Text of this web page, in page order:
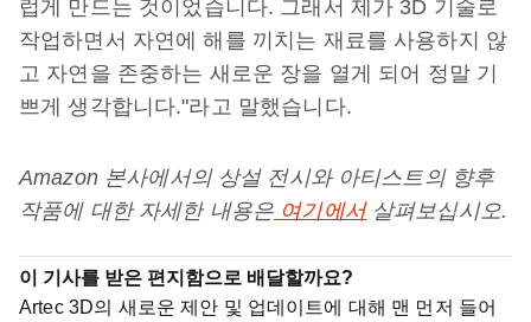
럽게 만드는 것이었습니다. 그래서 제가 3D 기술로
작업하면서 자연에 해를 끼치는 재료를 사용하지 않
고 자연을 존중하는 새로운 장을 열게 되어 정말 기
쁘게 생각합니다."라고 말했습니다.
Amazon 본사에서의 상설 전시와 아티스트의 향후
작품에 대한 자세한 내용은 여기에서살펴보십시오.
이 기사를 받은 편지함으로 배달할까요?
Artec 3D의 새로운 제안 및 업데이트에 대해 맨 먼저 들어